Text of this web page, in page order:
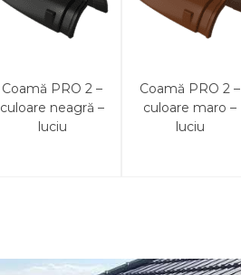
Coamă PRO 2 –
culoare neagră –
luciu
Coamă PRO 2 –
culoare maro –
luciu